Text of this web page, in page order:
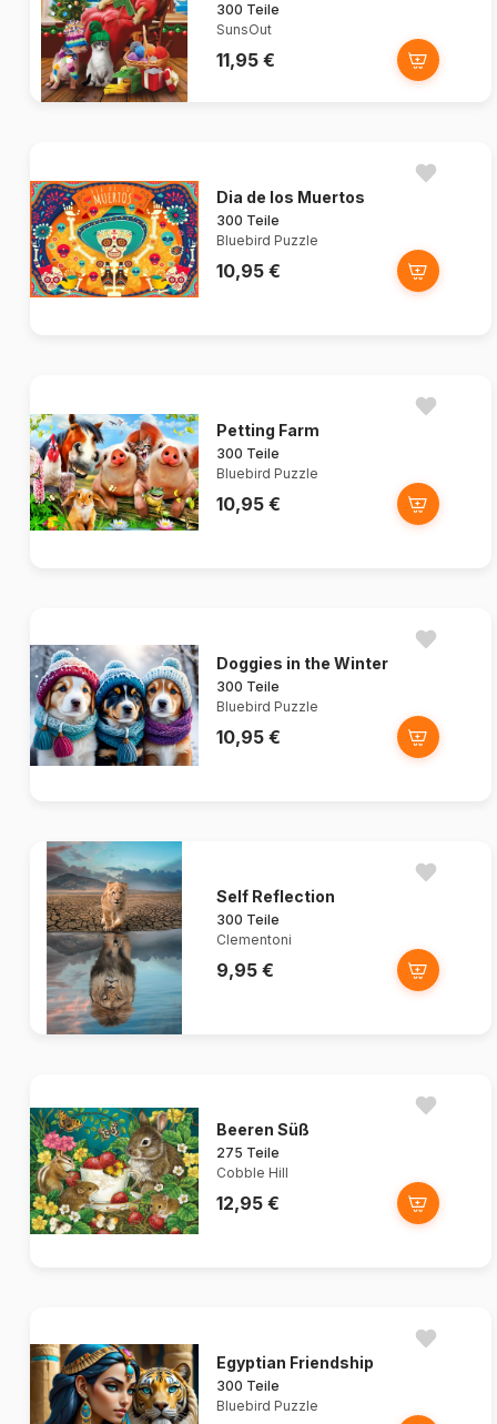
300 Teile
SunsOut
11,95 €
Dia de los Muertos
300 Teile
Bluebird Puzzle
10,95 €
Petting Farm
300 Teile
Bluebird Puzzle
10,95 €
Doggies in the Winter
300 Teile
Bluebird Puzzle
10,95 €
Self Reflection
300 Teile
Clementoni
9,95 €
Beeren Süß
275 Teile
Cobble Hill
12,95 €
Egyptian Friendship
300 Teile
Bluebird Puzzle